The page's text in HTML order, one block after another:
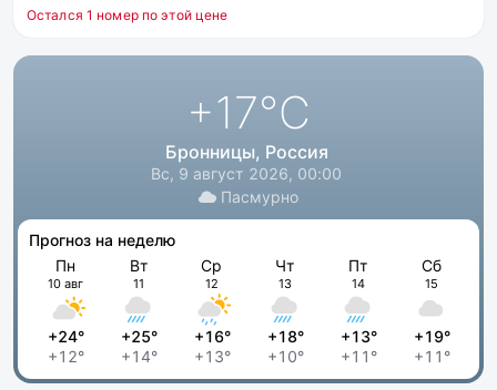
Остался 1 номер по этой цене
+17°C
Бронницы, Россия
Вс, 9 август 2026, 00:00
Пасмурно
Прогноз на неделю
Пн
10 авг
+24°
+12°
Вт
11
+25°
+14°
Ср
12
+16°
+13°
Чт
13
+18°
+10°
Пт
14
+13°
+11°
Сб
15
+19°
+11°